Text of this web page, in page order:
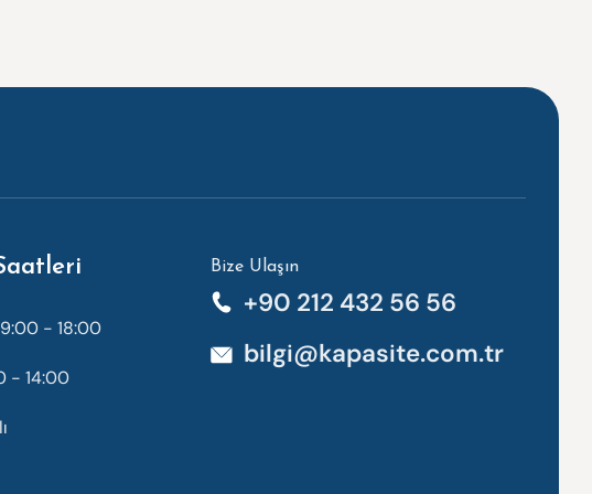
- 18:00
- 14:00
Bize Ulaşın
+90 212 432 56 56
bilgi@kapasite.com.tr